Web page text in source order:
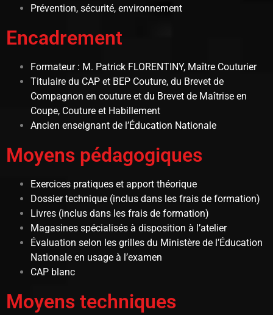
Prévention, sécurité, environnement
Encadrement
Formateur : M. Patrick FLORENTINY, Maître Couturier
Titulaire du CAP et BEP Couture, du Brevet de
Compagnon en couture et du Brevet de Maîtrise en
Coupe, Couture et Habillement
Ancien enseignant de l’Éducation Nationale
Moyens pédagogiques
Exercices pratiques et apport théorique
Dossier technique (inclus dans les frais de formation)
Livres (inclus dans les frais de formation)
Magasines spécialisés à disposition à l’atelier
Évaluation selon les grilles du Ministère de l’Éducation
Nationale en usage à l’examen
CAP blanc
Moyens techniques